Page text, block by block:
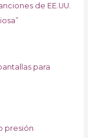
de EE.UU.
para
presión